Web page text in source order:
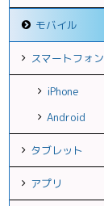
モバイル
スマートフォン
iPhone
Android
タブレット
アプリ